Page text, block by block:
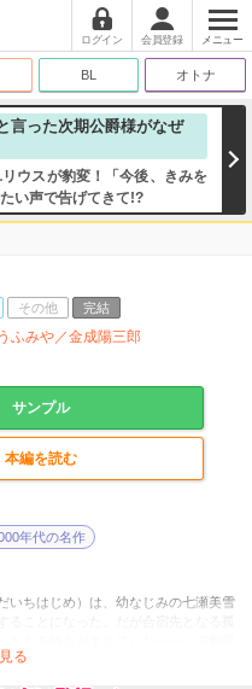
ログイン 会員登録 メニュー
BL オトナ
言った次期公爵様がなぜ
ウスが豹変！「今後、きみを
い声で告げてきて!?
その他 完結
ふみや／金成陽三郎
サンプル
本編を読む
年代の名作
いちはじめ）は、幼なじみの七瀬美雪
ることになった。だが合宿先となる孤
こる凄惨な連続殺人。第１の殺人後、